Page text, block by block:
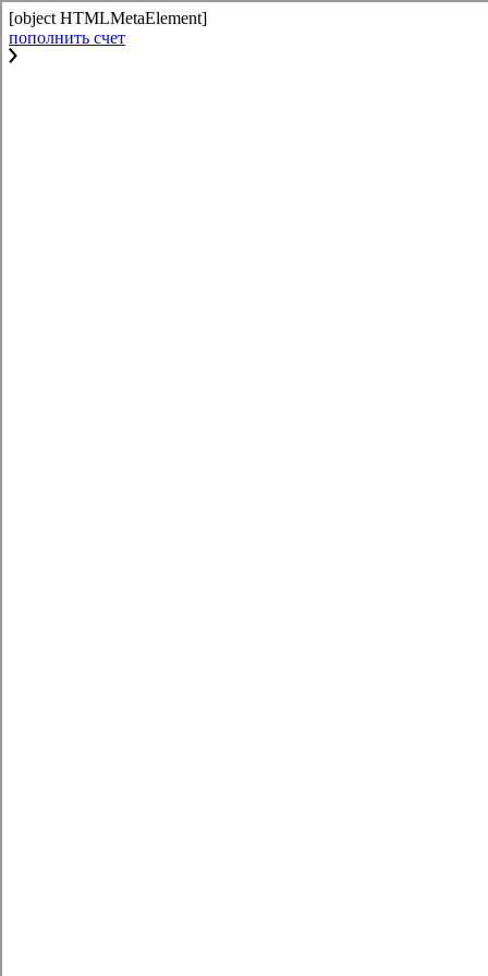
[object HTMLMetaElement]
пополнить счет